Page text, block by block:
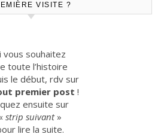
VISITE ?
vous souhaitez
toute l’histoire
le début, rdv sur
premier post !
ensuite sur
strip suivant»
lire la suite.